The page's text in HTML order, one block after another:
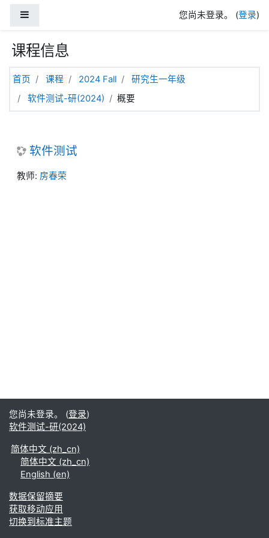
您尚未登录。 (登录)
课程信息
首页 课程 2024 Fall
研究生一年级
软件测试-研(2024)
概要
软件测试
教师: 房春荣
您尚未登录。 (登录)
软件测试-研(2024)
简体中文 ‎(zh_cn)‎
简体中文 ‎(zh_cn)‎
English ‎(en)‎
‎数据保留摘要‎
获取移动应用
切换到标准主题